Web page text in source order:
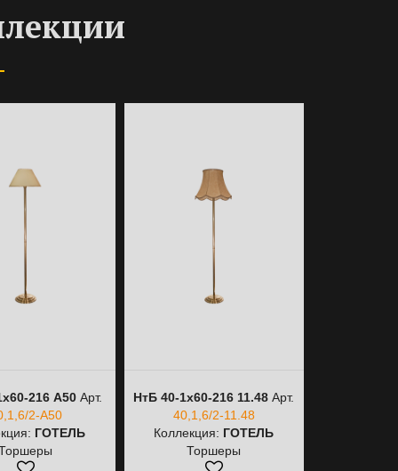
216 A50Арт.
2-A50
ГОТЕЛЬ
НтБ 40-1х60-216 11.48 Арт.
40,1,6/2-11.48
Коллекция: ГОТЕЛЬ
Торшеры